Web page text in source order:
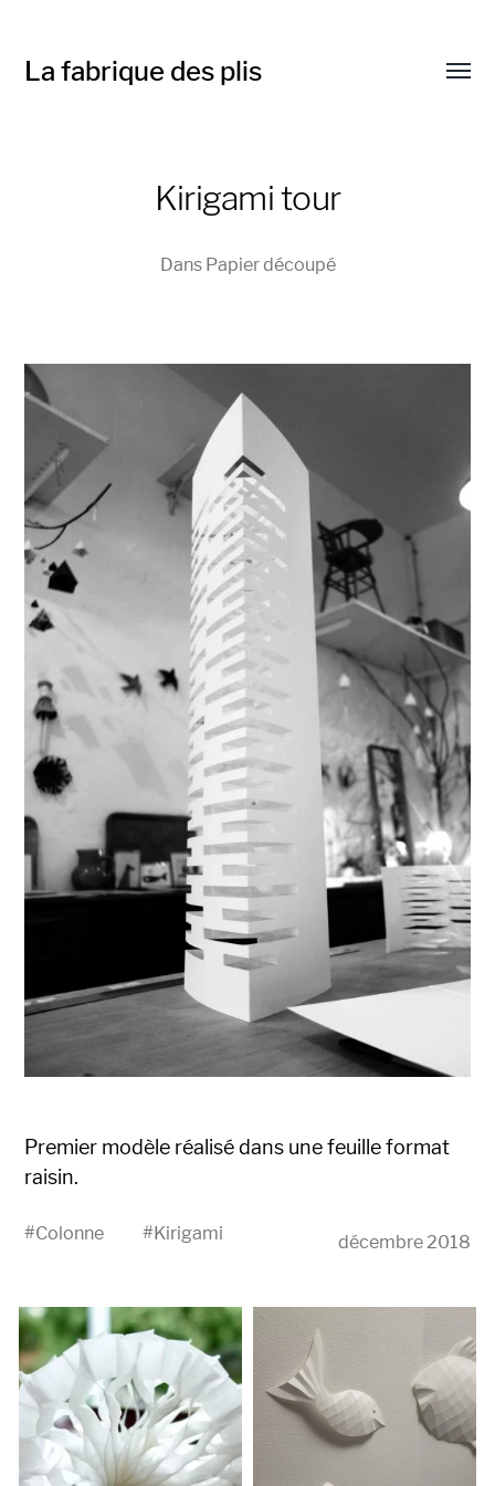
La fabrique des plis
Kirigami tour
Dans Papier découpé
Premier modèle réalisé dans une feuille format
raisin.
#Colonne #Kirigami décembre 2018